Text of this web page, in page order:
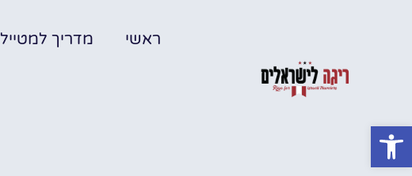
ראשי מדריך למטייל
פתח סרגל נגישות